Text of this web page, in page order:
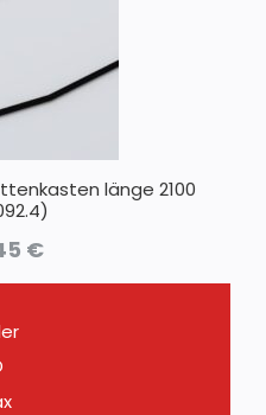
länge 2100
€